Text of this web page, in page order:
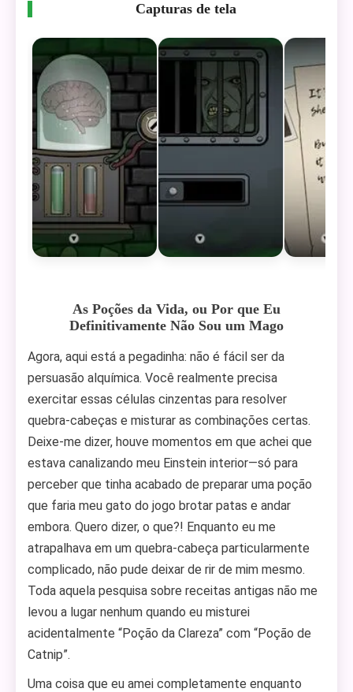
Capturas de tela
As Poções da Vida, ou Por que Eu
Definitivamente Não Sou um Mago
Agora, aqui está a pegadinha: não é fácil ser da
persuasão alquímica. Você realmente precisa
exercitar essas células cinzentas para resolver
quebra-cabeças e misturar as combinações certas.
Deixe-me dizer, houve momentos em que achei que
estava canalizando meu Einstein interior—só para
perceber que tinha acabado de preparar uma poção
que faria meu gato do jogo brotar patas e andar
embora. Quero dizer, o que?! Enquanto eu me
atrapalhava em um quebra-cabeça particularmente
complicado, não pude deixar de rir de mim mesmo.
Toda aquela pesquisa sobre receitas antigas não me
levou a lugar nenhum quando eu misturei
acidentalmente “Poção da Clareza” com “Poção de
Catnip”.
Uma coisa que eu amei completamente enquanto